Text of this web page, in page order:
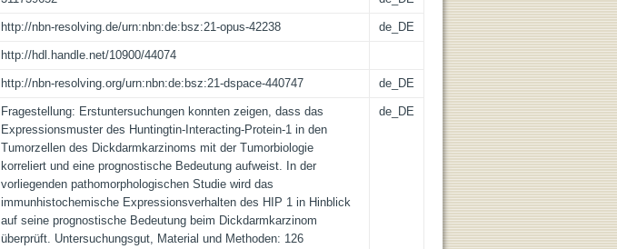
http://nbn-resolving.de/urn:nbn:de:bsz:21-opus-42238 de_DE
http://hdl.handle.net/10900/44074
http://nbn-resolving.org/urn:nbn:de:bsz:21-dspace-440747 de_DE
Fragestellung: Erstuntersuchungen konnten zeigen, dass das
Expressionsmuster des Huntingtin-Interacting-Protein-1 in den
Tumorzellen des Dickdarmkarzinoms mit der Tumorbiologie
korreliert und eine prognostische Bedeutung aufweist. In der
vorliegenden pathomorphologischen Studie wird das
immunhistochemische Expressionsverhalten des HIP 1 in Hinblick
auf seine prognostische Bedeutung beim Dickdarmkarzinom
überprüft. Untersuchungsgut, Material und Methoden: 126
de_DE